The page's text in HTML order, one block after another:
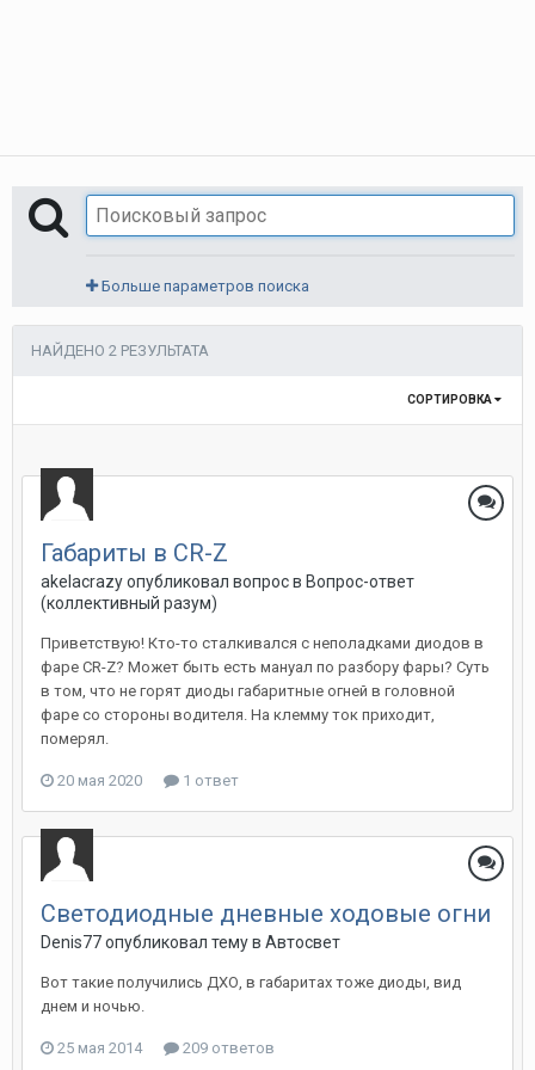
Больше параметров поиска
НАЙДЕНО 2 РЕЗУЛЬТАТА
СОРТИРОВКА
Габариты в CR-Z
akelacrazyопубликовал вопрос в Вопрос-ответ
(коллективный разум)
Приветствую! Кто-то сталкивался с неполадками диодов в
фаре CR-Z? Может быть есть мануал по разбору фары? Суть
в том, что не горят диоды габаритные огней в головной
фаре со стороны водителя. На клемму ток приходит,
померял.
20 мая 2020 1 ответ
Светодиодные дневные ходовые огни
Denis77опубликовал тему в Автосвет
Вот такие получились ДХО, в габаритах тоже диоды, вид
днем и ночью.
25 мая 2014 209 ответов